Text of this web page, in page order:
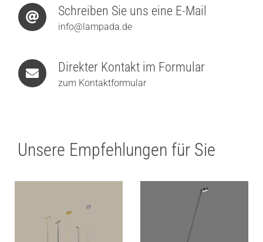
Schreiben Sie uns eine E-Mail
info@lampada.de
Direkter Kontakt im Formular
zum Kontaktformular
Unsere Empfehlungen für Sie